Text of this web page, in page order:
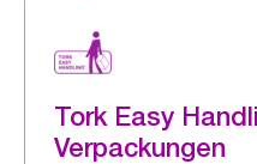
Tork Easy
Verpackungen